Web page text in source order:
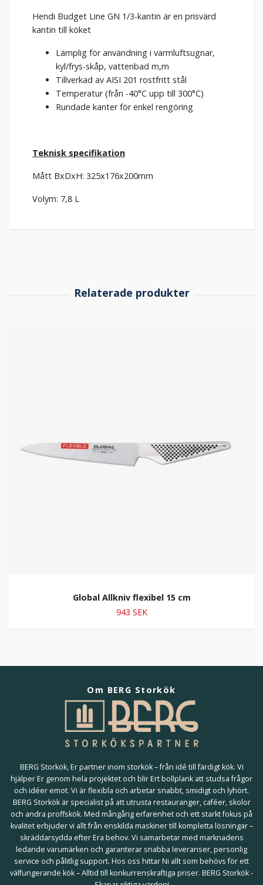
Hendi Budget Line GN 1/3-kantin är en prisvärd
kantin till köket
Lämplig för användning i varmluftsugnar,
kyl/frys-skåp, vattenbad m,m
Tillverkad av AISI 201 rostfritt stål
Temperatur (från -40°C upp till 300°C)
Rundade kanter för enkel rengöring
Teknisk specifikation
Mått BxDxH: 325x176x200mm
Volym: 7,8 L
Global Allkniv flexibel 15 cm
943 SEK
Om BERG Storkök
BERG Storkök, Er partner inom storkök – från idé till färdigt kök. Vi
hjälper Er genom hela projektet och blir Ert bollplank att studsa frågor
och idéer emot. Vi är flexibla och arbetar snabbt, smidigt och lyhört.
BERG Storkök är specialist på att utrusta restauranger, caféer, skolor
och andra proffskök. Med mångårig erfarenhet och ett starkt fokus på
kvalitet erbjuder vi allt från enskilda maskiner till kompletta lösningar –
skräddarsydda efter Era behov. Vi samarbetar med marknadens
ledande varumärken och garanterar snabba leveranser, personlig
service och pålitlig support. Hos oss hittar Ni allt som behövs för ett
välfungerande kök – Alltid till konkurrenskraftiga priser. BERG Storkök -